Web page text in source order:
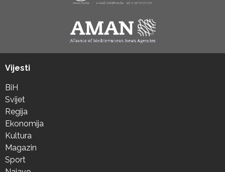
Vijesti
BiH
Svijet
Regija
Ekonomija
Kultura
Magazin
Sport